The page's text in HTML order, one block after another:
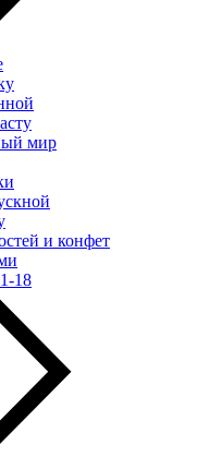
мир
и конфет
18